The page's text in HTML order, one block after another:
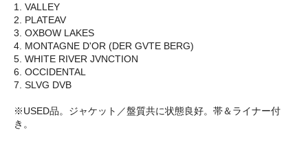
1. VALLEY
2. PLATEAV
3. OXBOW LAKES
4. MONTAGNE D'OR (DER GVTE BERG)
5. WHITE RIVER JVNCTION
6. OCCIDENTAL
7. SLVG DVB
※USED品。ジャケット／盤質共に状態良好。帯＆ライナー付
き。